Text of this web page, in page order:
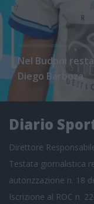
Nel Budoni
Diego Barboza
Diario
Direttore
Testata giornalistica
autorizzazione n. 18
Iscrizione al ROC n.